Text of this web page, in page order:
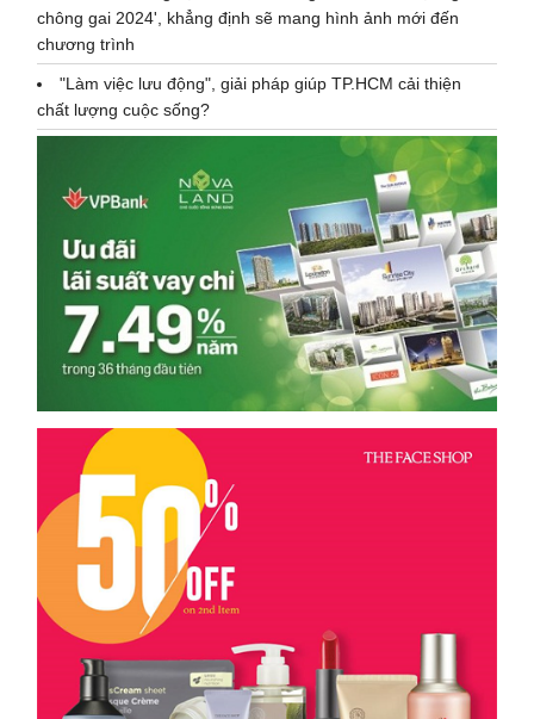
chông gai 2024', khẳng định sẽ mang hình ảnh mới đến
chương trình
"Làm việc lưu động", giải pháp giúp TP.HCM cải thiện
chất lượng cuộc sống?